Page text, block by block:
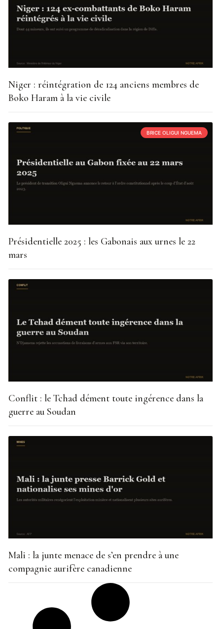
Niger : réintégration de 124 anciens membres de
Boko Haram à la vie civile
BRICE OLIGUI NGUEMA
Présidentielle 2025 : les Gabonais aux urnes le 22
mars
Conflit : le Tchad dément toute ingérence dans la
guerre au Soudan
Mali : la junte menace de s’en prendre à une
compagnie aurifère canadienne